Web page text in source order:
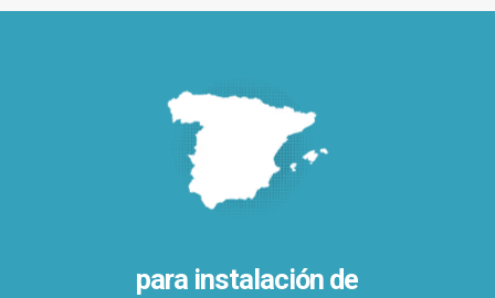
para instalación de